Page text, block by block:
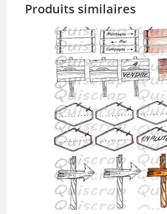
Produits similaires